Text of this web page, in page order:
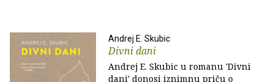
Andrej E. Skubic
Divni dani
Andrej E. Skubic u romanu 'Divni
dani' donosi iznimnu priču o